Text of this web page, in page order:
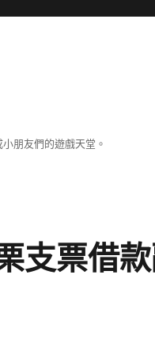
朋友們的遊戲天堂。
支票借